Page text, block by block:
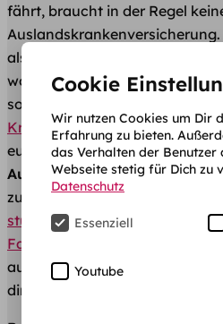
fährt, braucht in der Regel
als 6 Wochen im außerhalb
wollen, ist erstmal die Frage,
soll. Bleibst du in Europa oder
Krankenkassendecken mit
europäische Länder mit ab.
zum Beispiel in den
studieren willst. Dafür könnte
Familienversicherung deiner
ausreichen. Sicherheitshalber
direkt bei deiner Krankenkasse
Cookie
Wir nutzen Cookies um Dir
Erfahrung zu bieten.
das Verhalten der Benutzer
Webseite stetig für Dich zu
Datenschutz
Essenziell
Youtube